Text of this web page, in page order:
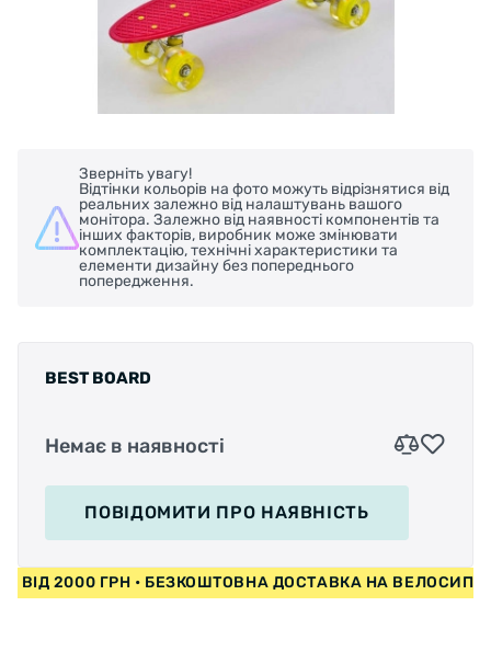
Зверніть увагу!
Відтінки кольорів на фото можуть відрізнятися від
реальних залежно від налаштувань вашого
монітора. Залежно від наявності компонентів та
інших факторів, виробник може змінювати
комплектацію, технічні характеристики та
елементи дизайну без попереднього
попередження.
BEST BOARD
Немає в наявності
ПОВІДОМИТИ ПРО НАЯВНІСТЬ
ВІД 2000 ГРН • БЕЗКОШТОВНА ДОСТАВКА НА